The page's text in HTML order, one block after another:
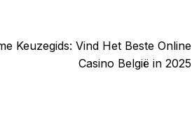
Keuzegids: Vind Het Beste Online
Casino België in 2025